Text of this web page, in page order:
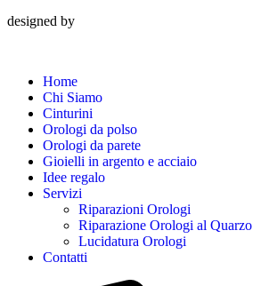
designed by
Home
Chi Siamo
Cinturini
Orologi da polso
Orologi da parete
Gioielli in argento e acciaio
Idee regalo
Servizi
Riparazioni Orologi
Riparazione Orologi al Quarzo
Lucidatura Orologi
Contatti